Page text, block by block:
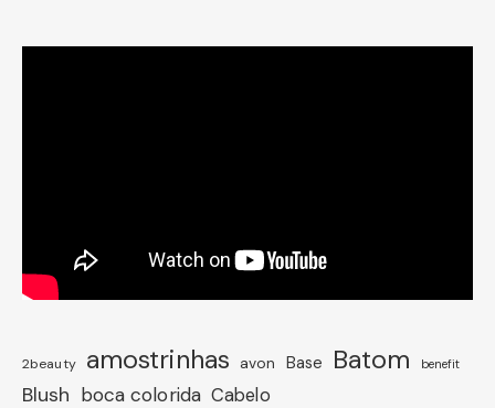
2beauty amostrinhas avon Base Batom benefit
Blush boca colorida Cabelo